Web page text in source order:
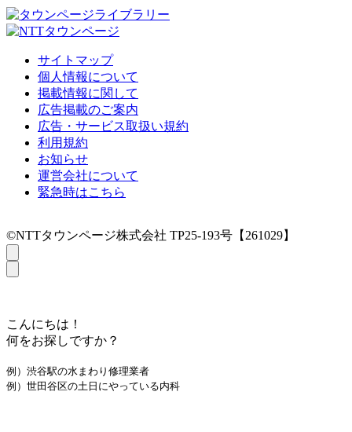
サイトマップ
個人情報について
掲載情報に関して
広告掲載のご案内
広告・サービス取扱い規約
利用規約
お知らせ
運営会社について
緊急時はこちら
©NTTタウンページ株式会社 TP25-193号【261029】
こんにちは！
何をお探しですか？
例）渋谷駅の水まわり修理業者
例）世田谷区の土日にやっている内科